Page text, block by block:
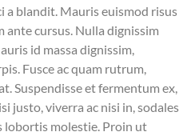
a blandit. Mauris euismod risus
ante cursus. Nulla dignissim
id massa dignissim,
Fusce ac quam rutrum,
Suspendisse et fermentum ex,
justo, viverra ac nisi in, sodales
lobortis molestie. Proin ut